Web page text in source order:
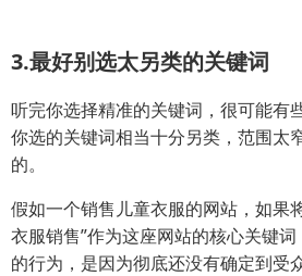
3.最好别选太另类的关键词
听完你选择精准的关键词，很可能有
你选的关键词相当十分另类，范围太
的。
假如一个销售儿童衣服的网站，如果
衣服销售”作为这座网站的核心关键
的行为，是因为彻底还没有确定到受